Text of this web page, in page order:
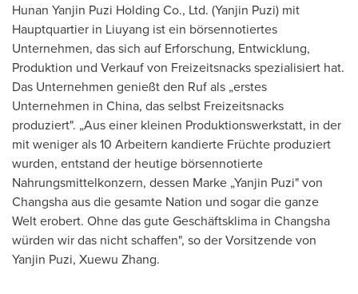
Hunan Yanjin Puzi Holding Co., Ltd. (Yanjin Puzi) mit
Hauptquartier in Liuyang ist ein börsennotiertes
Unternehmen, das sich auf Erforschung, Entwicklung,
Produktion und Verkauf von Freizeitsnacks spezialisiert hat.
Das Unternehmen genießt den Ruf als „erstes
Unternehmen in China, das selbst Freizeitsnacks
produziert". „Aus einer kleinen Produktionswerkstatt, in der
mit weniger als 10 Arbeitern kandierte Früchte produziert
wurden, entstand der heutige börsennotierte
Nahrungsmittelkonzern, dessen Marke „Yanjin Puzi" von
Changshaaus die gesamte Nation und sogar die ganze
Welt erobert. Ohne das gute Geschäftsklima in Changsha
würden wir das nicht schaffen", so der Vorsitzende von
Yanjin Puzi, Xuewu Zhang.